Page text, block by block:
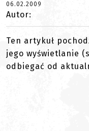
06.02.2009
Autor:
Ten artykuł
jego wyświetlanie
odbiegać od